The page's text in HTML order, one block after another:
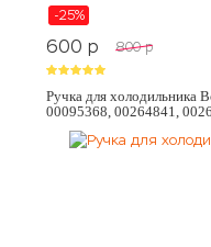
-25%
600 p 800 p
Ручка для холодильника
00095368, 00264841,